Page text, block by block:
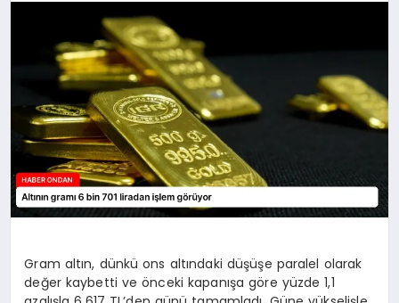
Gram altın, dünkü ons altındaki düşüşe paralel olarak
değer kaybetti ve önceki kapanışa göre yüzde 1,1